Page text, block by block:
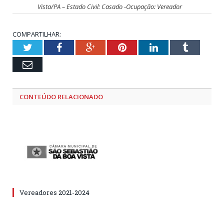
Vista/PA – Estado Civil: Casado -Ocupação: Vereador
COMPARTILHAR:
TwitterFacebookGoogle+PinterestLinkedInTumblr
Email
CONTEÚDO RELACIONADO
Vereadores 2021-2024